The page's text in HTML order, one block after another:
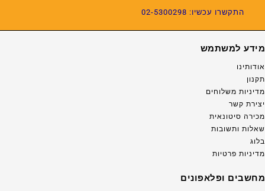
התקשרו עכשיו: 02-5300298
מידע למשתמש
אודותינו
תקנון
מדיניות משלוחים
יצירת קשר
מכירה סיטונאית
שאלות ותשובות
בלוג
מדיניות פרטיות
מחשבים ופלאפונים